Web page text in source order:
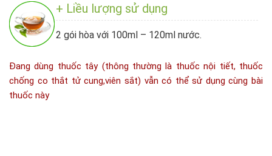
+ Liều lượng sử dụng
2 gói hòa với 100ml – 120ml nước.
Đang dùng thuốc tây (thông thường là thuốc nội tiết, thuốc
chống co thắt tử cung,viên sắt) vẫn có thể sử dụng cùng bài
thuốc này